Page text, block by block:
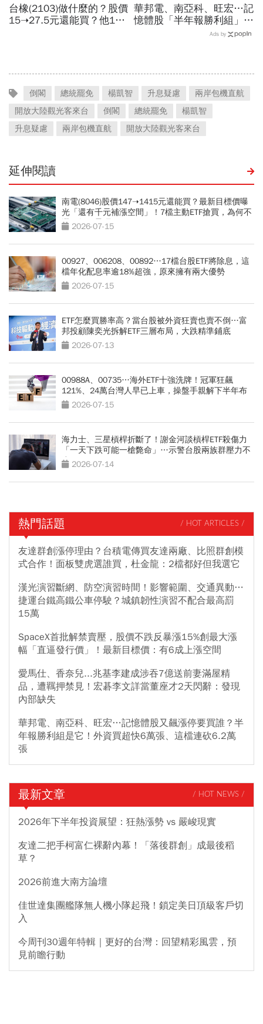
台橡(2103)做什麼的？股價
15➝27.5元還能買？他19
華邦電、南亞科、旺宏…記
憶體股「半年報勝利組」是
它！外資狂補近6萬張，這
Ads by
倒閣 總統罷免 楊凱智 升息疑慮
兩岸包機直航
開放大陸觀光客來台
倒閣 總統罷免
楊凱智
升息疑慮
兩岸包機直航 開放大陸觀光客來台
延伸閱讀
南電(8046)股價147➝1415元還能買？最新目標價曝
光「還有千元補漲空間」！7檔主動ETF搶買，為何不
選欣興、景碩？
2026-07-15
00927、006208、00892…17檔台股ETF將除息，這
檔年化配息率逾18%超強，原來擁有兩大優勢
2026-07-15
ETF怎麼買勝率高？當台股被外資狂賣也賣不倒…富
邦投顧陳奕光拆解ETF三層布局，大跌精準鋪底
2026-07-13
00988A、00735…海外ETF十強洗牌！冠軍狂飆
121%、24萬台灣人早已上車，操盤手親解下半年布
局 2026-07-15
海力士、三星槓桿折斷了！謝金河談槓桿ETF殺傷力
「一天下跌可能一槍斃命」…示警台股兩族群壓力不
小 2026-07-14
熱門話題 / HOT ARTICLES /
友達群創漲停理由？台積電傳買友達兩廠、比照群創模
式合作！面板雙虎選誰買，杜金龍：2檔都好但我選它
漢光演習斷網、防空演習時間！影響範圍、交通異動…
捷運台鐵高鐵公車停駛？城鎮韌性演習不配合最高罰
15萬
SpaceX首批解禁賣壓，股價不跌反暴漲15%創最大漲
幅「直逼發行價」！最新目標價：有6成上漲空間
愛馬仕、香奈兒...兆基李建成涉吞7億送前妻滿屋精
品，遭羈押禁見！宏碁李文詳當董座才2天閃辭：發現
內部缺失
華邦電、南亞科、旺宏…記憶體股又飆漲停要買誰？半
年報勝利組是它！外資買超快6萬張、這檔連砍6.2萬
張
最新文章 / HOT NEWS /
2026年下半年投資展望：狂熱漲勢 vs 嚴峻現實
友達二把手柯富仁裸辭內幕！「落後群創」成最後稻
草？
2026前進大南方論壇
佳世達集團艦隊無人機小隊起飛！鎖定美日頂級客戶切
入
今周刊30週年特輯｜更好的台灣：回望精彩風雲，預
見前瞻行動